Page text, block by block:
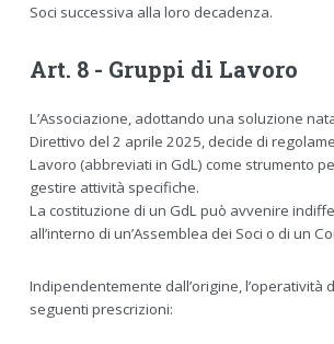
Soci successiva alla loro decadenza.
Art. 8 - Gruppi di Lavoro
L’Associazione, adottando una soluzione
Direttivo del 2 aprile 2025, decide di
Lavoro (abbreviati in GdL) come strumento
gestire attività specifiche.
La costituzione di un GdL può avvenire
all’interno di un’Assemblea dei Soci o di un
Indipendentemente dall’origine, l’operatività
seguenti prescrizioni: